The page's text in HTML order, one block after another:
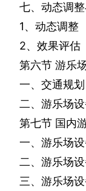
七、动态调
1、动态调整
2、效果评估
第六节 游乐
一、交通规划
二、游乐场
第七节 国内
一、游乐场
二、游乐场
三、游乐场